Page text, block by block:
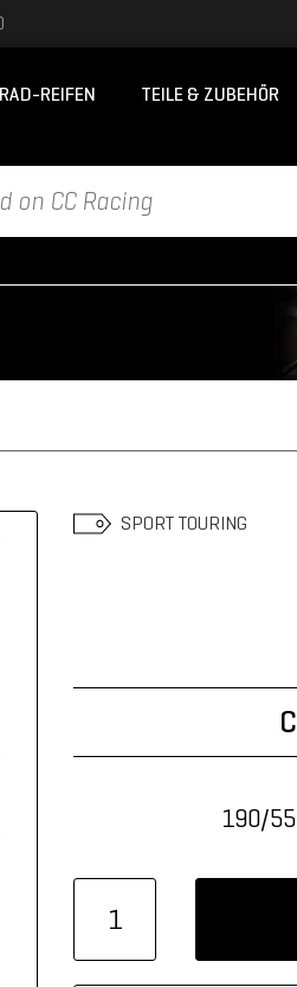
REIFEN TEILE & ZUBEHÖR
SPORT TOURING
190/